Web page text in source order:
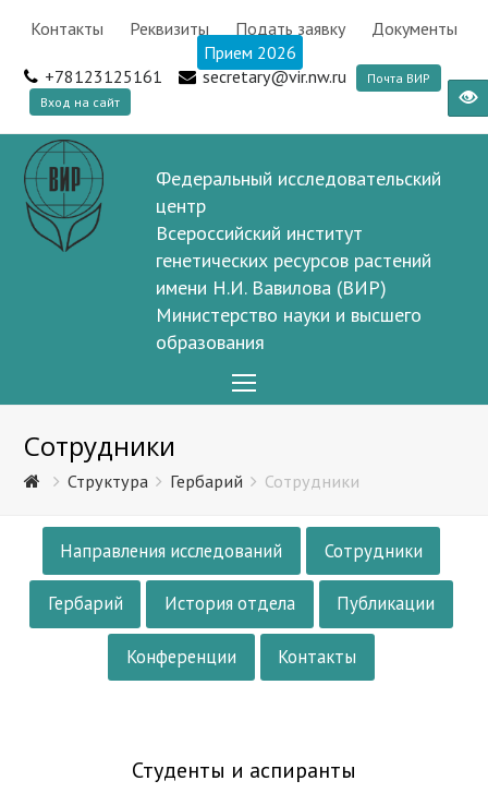
Контакты Реквизиты Подать заявку
Документы
Прием 2026
+78123125161
secretary@vir.nw.ru
Почта ВИР
Вход на сайт
Федеральный исследовательский
центр
Всероссийский институт
генетических ресурсов растений
имени Н.И. Вавилова (ВИР)
Министерство науки и высшего
образования
Сотрудники
Структура Гербарий Сотрудники
Направления исследований Сотрудники
Гербарий История отдела Публикации
Конференции Контакты
Студенты и аспиранты